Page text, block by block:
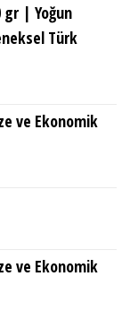
gr | Yoğun
Türk
ve Ekonomik
ve Ekonomik